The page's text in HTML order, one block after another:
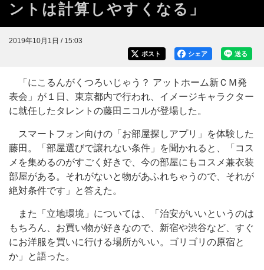
ントは計算しやすくなる」
2019年10月1日 / 15:03
送る
シェア
ポスト
「にこるんがくつろいじゃう？ アットホーム新ＣＭ発
表会」が１日、東京都内で行われ、イメージキャラクター
に就任したタレントの藤田ニコルが登場した。
スマートフォン向けの「お部屋探しアプリ」を体験した
藤田。「部屋選びで譲れない条件」を聞かれると、「コス
メを集めるのがすごく好きで、今の部屋にもコスメ兼衣装
部屋がある。それがないと物があふれちゃうので、それが
絶対条件です」と答えた。
また「立地環境」については、「治安がいいというのは
もちろん、お買い物が好きなので、新宿や渋谷など、すぐ
にお洋服を買いに行ける場所がいい。ゴリゴリの原宿と
か」と語った。